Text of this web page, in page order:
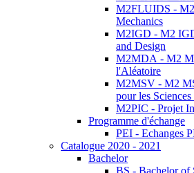
M2FLUIDS -
Mechanics
M2IGD - M2
and Design
M2MDA - M2
l'Aléatoire
M2MSV - M2
pour les
M2PIC - Projet
Programme d'échange
PEI - Echanges
Catalogue 2020 - 2021
Bachelor
BS - Bachelor of